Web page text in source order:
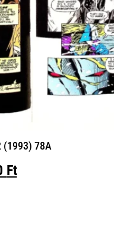
(1993) 78A
FtCurrent